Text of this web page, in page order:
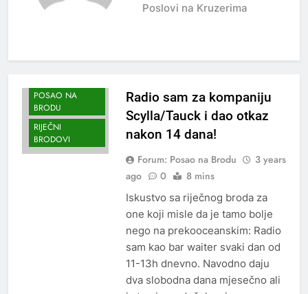
Poslovi na Kruzerima
POSAO NA
BRODU
RIJEČNI
BRODOVI
Radio sam za kompaniju
Scylla/Tauck i dao otkaz
nakon 14 dana!
Forum: Posao na Brodu
3 years
ago
0 8 mins
Iskustvo sa riječnog broda za
one koji misle da je tamo bolje
nego na prekooceanskim: Radio
sam kao bar waiter svaki dan od
11-13h dnevno. Navodno daju
dva slobodna dana mjesečno ali